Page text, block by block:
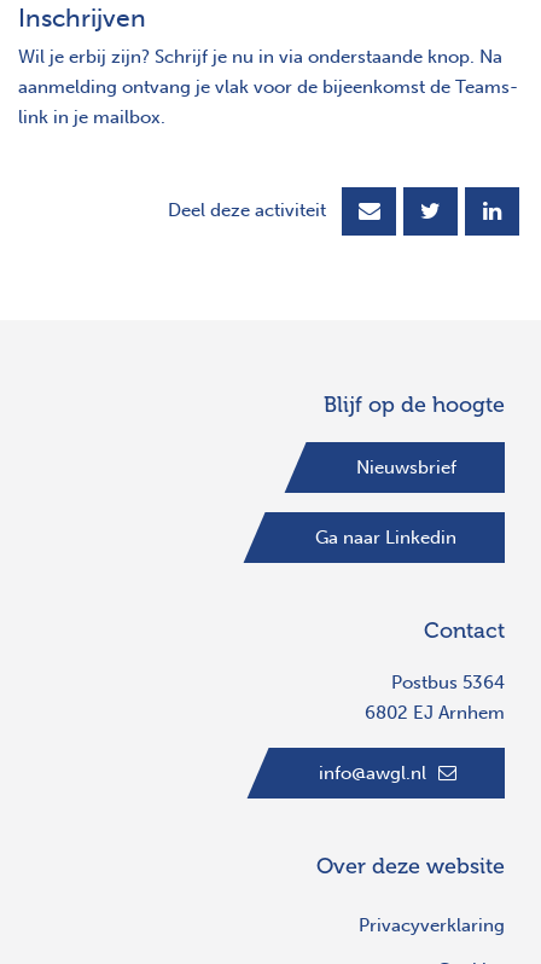
Inschrijven
Wil je erbij zijn? Schrijf je nu in via onderstaande knop. Na
aanmelding ontvang je vlak voor de bijeenkomst de Teams-
link in je mailbox.
Deel deze activiteit
Blijf op de hoogte
Nieuwsbrief
Ga naar Linkedin
Contact
Postbus 5364
6802 EJ Arnhem
info@awgl.nl
Over deze website
Privacyverklaring